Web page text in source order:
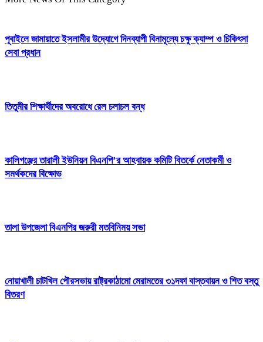
পূবাইলে জামায়াতে ইসলামীর উদ্যোগে দিনব্যাপী বিনামূল্যে চক্ষু ক্যাম্প ও চিকিৎসা
সেবা প্রধান
তিতুমীর শিক্ষার্থীদের অবরোধে রেল চলাচল বন্ধ
কালিগঞ্জের তারালী ইউনিয়ন বিএনপি’র আহবায়ক কমিটি বিতর্কে নেতাকর্মী ও
সমর্থকদের বিক্ষোভ
তালা উপজেলা বিএনপির জরুরী মতবিনিময় সভা
নোয়াখালী চাটখিল পৌরসভায় রাষ্ট্রকাঠামো মেরামতের ৩১দফা বাস্তবায়ন ও শিত বস্তু
বিতরণ